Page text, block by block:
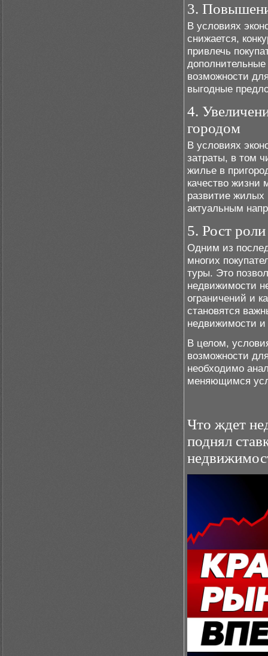
3.
В условиях
снижается,
привлечь
возможности
выгодные
4.
городом
В условиях
затраты, в том
жилье в
качество жизни
развитие жилых
актуальным
5. Рост
Одним из
многих
туры. Это
недвижимости
ограничений и
становятся
недвижимости и
В целом,
возможности
необходимо
меняющимся
Что ждет
поднял